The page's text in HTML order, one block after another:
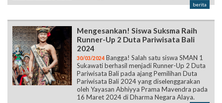
berita
Mengesankan! Siswa Suksma Raih
Runner-Up 2 Duta Pariwisata Bali
2024
30/03/2024 Bangga! Salah satu siswa SMAN 1
Sukawati berhasil menjadi Runner-Up 2 Duta
Pariwisata Bali pada ajang Pemilihan Duta
Pariwisata Bali 2024 yang diselenggarakan
oleh Yayasan Abhiyya Prama Mavendra pada
16 Maret 2024 di Dharma Negara Alaya.